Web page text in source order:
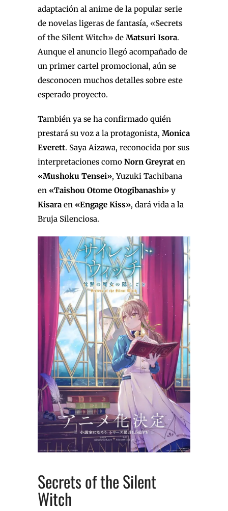
adaptación al anime de la popular serie
de novelas ligeras de fantasía, «Secrets
of the Silent Witch» de Matsuri Isora.
Aunque el anuncio llegó acompañado de
un primer cartel promocional, aún se
desconocen muchos detalles sobre este
esperado proyecto.
También ya se ha confirmado quién
prestará su voz a la protagonista, Monica
Everett. Saya Aizawa, reconocida por sus
interpretaciones como Norn Greyrat en
«Mushoku Tensei», Yuzuki Tachibana
en «Taishou Otome Otogibanashi» y
Kisara en «Engage Kiss», dará vida a la
Bruja Silenciosa.
Secrets of the Silent
Witch